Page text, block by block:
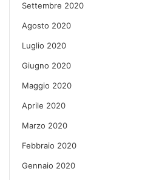
Settembre 2020
Agosto 2020
Luglio 2020
Giugno 2020
Maggio 2020
Aprile 2020
Marzo 2020
Febbraio 2020
Gennaio 2020